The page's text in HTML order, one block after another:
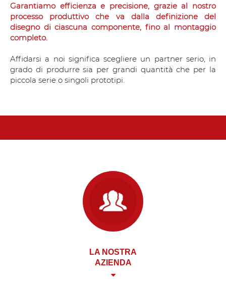
Garantiamo efficienza e precisione, grazie al nostro
processo produttivo che va dalla definizione del
disegno di ciascuna componente, fino al montaggio
completo.
Affidarsi a noi significa scegliere un partner serio, in
grado di produrre sia per grandi quantità che per la
piccola serie o singoli prototipi.
LA NOSTRA
AZIENDA